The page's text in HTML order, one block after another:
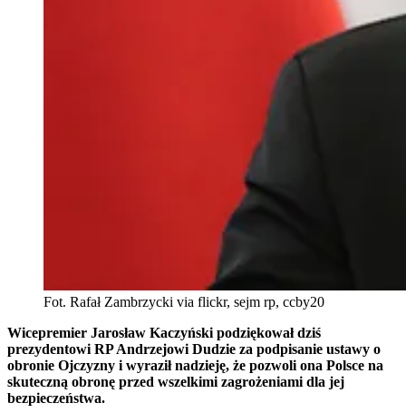
Fot. Rafał Zambrzycki via flickr, sejm rp, ccby20
Wicepremier Jarosław Kaczyński podziękował dziś
prezydentowi RP Andrzejowi Dudzie za podpisanie ustawy o
obronie Ojczyzny i wyraził nadzieję, że pozwoli ona Polsce na
skuteczną obronę przed wszelkimi zagrożeniami dla jej
bezpieczeństwa.